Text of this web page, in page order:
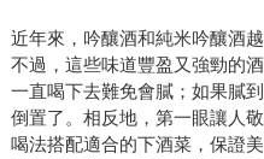
近年來，吟釀酒和純米吟釀酒
不過，這些味道豐盈又強勁的
一直喝下去難免會膩；如果膩
倒置了。相反地，第一眼讓人
喝法搭配適合的下酒菜，保證